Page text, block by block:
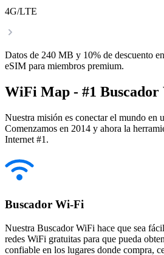
4G/LTE
Datos de 240 MB y 10% de descuento
eSIM para miembros premium.
WiFi Map - #1
Nuestra misión es conectar el mundo en
Comenzamos en 2014 y ahora la
Internet #1.
Buscador Wi-Fi
Nuestra Buscador WiFi hace que sea
redes WiFi gratuitas para que pueda
confiable en los lugares donde compra,